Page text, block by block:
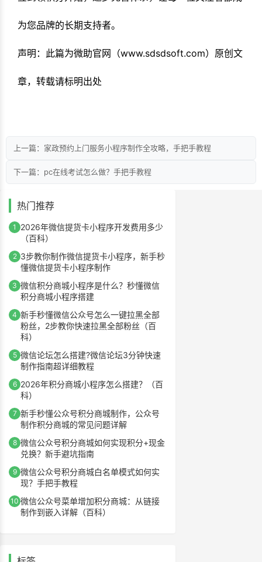
为您品牌的长期支持者。
声明：此篇为微助官网（www.sdsdsoft.com）原创文
章，转载请标明出处
上一篇：家政预约上门服务小程序制作全攻略，手把手教程
下一篇：pc在线考试怎么做？手把手教程
热门推荐
1
2026年微信提货卡小程序开发费用多少
（百科）
2 3步教你制作微信提货卡小程序，新手秒
懂微信提货卡小程序制作
3 微信积分商城小程序是什么？秒懂微信
积分商城小程序搭建
4 新手秒懂微信公众号怎么一键拉黑全部
粉丝，2步教你快速拉黑全部粉丝（百
科）
5 微信论坛怎么搭建?微信论坛3分钟快速
制作指南超详细教程
6 2026年积分商城小程序怎么搭建？（百
科）
7 新手秒懂公众号积分商城制作，公众号
制作积分商城的常见问题详解
8 微信公众号积分商城如何实现积分+现金
兑换？新手避坑指南
9 微信公众号积分商城白名单模式如何实
现？手把手教程
10 微信公众号菜单增加积分商城：从链接
制作到嵌入详解（百科）